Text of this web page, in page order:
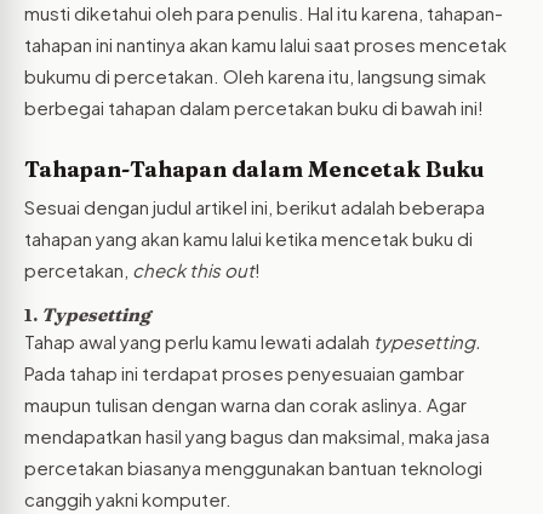
musti diketahui oleh para penulis. Hal itu karena, tahapan-
tahapan ini nantinya akan kamu lalui saat proses mencetak
bukumu di percetakan. Oleh karena itu, langsung simak
berbegai tahapan dalam percetakan buku di bawah ini!
Tahapan-Tahapan dalam Mencetak Buku
Sesuai dengan judul artikel ini, berikut adalah beberapa
tahapan yang akan kamu lalui ketika mencetak buku di
percetakan, check this out!
1. Typesetting
Tahap awal yang perlu kamu lewati adalah typesetting.
Pada tahap ini terdapat proses penyesuaian gambar
maupun tulisan dengan warna dan corak aslinya. Agar
mendapatkan hasil yang bagus dan maksimal, maka jasa
percetakan biasanya menggunakan bantuan teknologi
canggih yakni komputer.